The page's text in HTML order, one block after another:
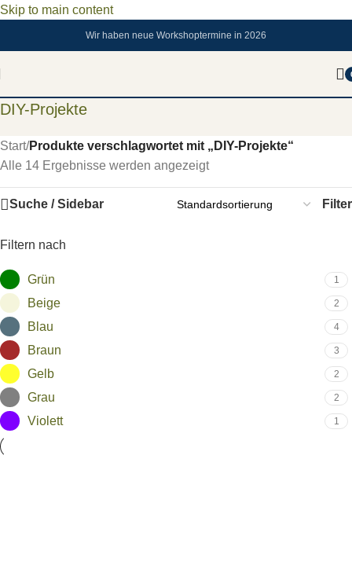
Skip to main content
Wir haben neue Workshoptermine in 2026
DIY-Projekte
Start/Produkte verschlagwortet mit „DIY-Projekte“
Alle 14 Ergebnisse werden angezeigt
Suche / Sidebar Filter
Filtern nach
Grün 1
Beige 2
Blau 4
Braun 3
Gelb 2
Grau 2
Violett 1